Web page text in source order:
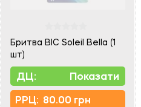
Бритва BIC Soleil Bella (1
шт)
ДЦ: Показати
PPЦ: 80.00 грн